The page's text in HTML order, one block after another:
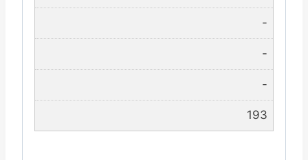
-
-
-
193